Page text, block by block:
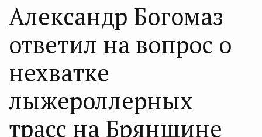
Александр Богомаз
ответил на вопрос о
нехватке
лыжероллерных
трасс на Брянщине